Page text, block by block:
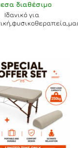
διαθέσιμο
Ιδανικό για